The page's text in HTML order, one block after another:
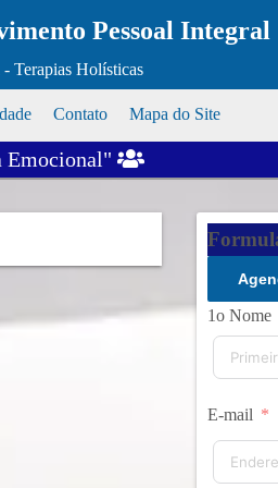
Pessoal Integral
Terapias Holísticas
Contato Mapa do Site
Emocional"
1o Nome
E-mail